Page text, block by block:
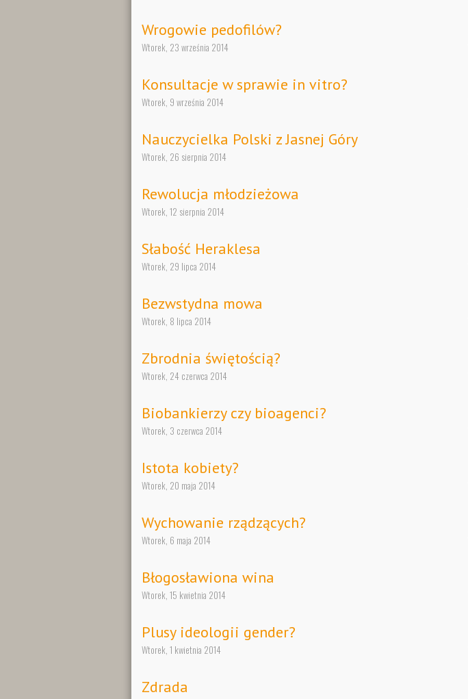
Wrogowie pedofilów?
Wtorek, 23 września 2014
Konsultacje w sprawie in vitro?
Wtorek, 9 września 2014
Nauczycielka Polski z Jasnej Góry
Wtorek, 26 sierpnia 2014
Rewolucja młodzieżowa
Wtorek, 12 sierpnia 2014
Słabość Heraklesa
Wtorek, 29 lipca 2014
Bezwstydna mowa
Wtorek, 8 lipca 2014
Zbrodnia świętością?
Wtorek, 24 czerwca 2014
Biobankierzy czy bioagenci?
Wtorek, 3 czerwca 2014
Istota kobiety?
Wtorek, 20 maja 2014
Wychowanie rządzących?
Wtorek, 6 maja 2014
Błogosławiona wina
Wtorek, 15 kwietnia 2014
Plusy ideologii gender?
Wtorek, 1 kwietnia 2014
Zdrada